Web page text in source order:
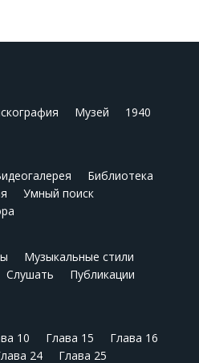
Музей
1940
Библиотека
Умный поиск
Музыкальные стили
Слушать
Публикации
10 Глава 15
Глава 16
24 Глава 25